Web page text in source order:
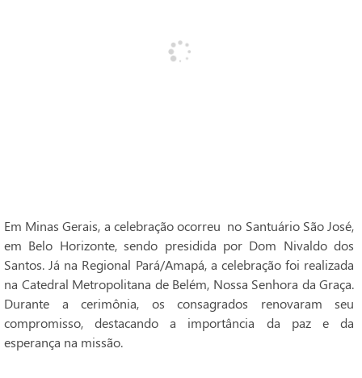
Em Minas Gerais, a celebração ocorreu no Santuário São José,
em Belo Horizonte, sendo presidida por Dom Nivaldo dos
Santos. Já na Regional Pará/Amapá, a celebração foi realizada
na Catedral Metropolitana de Belém, Nossa Senhora da Graça.
Durante a cerimônia, os consagrados renovaram seu
compromisso, destacando a importância da paz e da
esperança na missão.